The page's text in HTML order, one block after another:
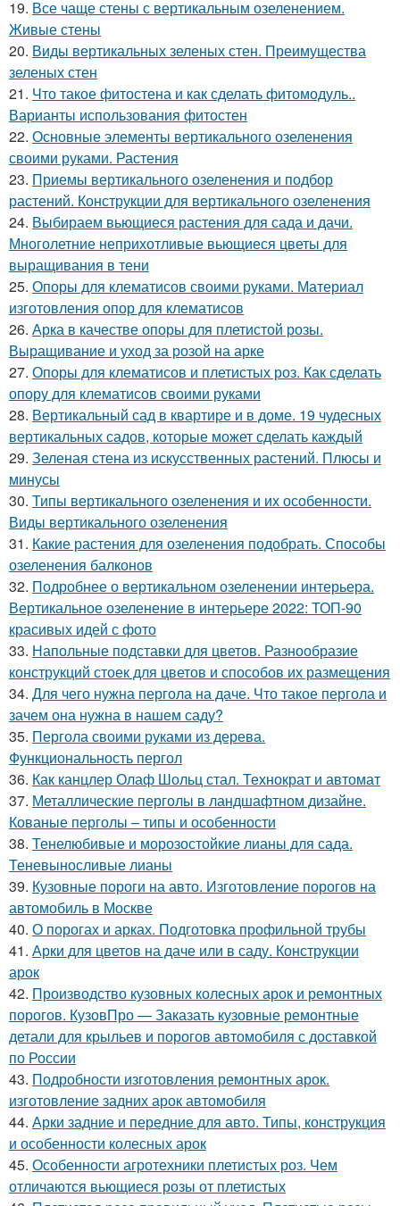
19. Все чаще стены с вертикальным озеленением.
Живые стены
20. Виды вертикальных зеленых стен. Преимущества
зеленых стен
21. Что такое фитостена и как сделать фитомодуль..
Варианты использования фитостен
22. Основные элементы вертикального озеленения
своими руками. Растения
23. Приемы вертикального озеленения и подбор
растений. Конструкции для вертикального озеленения
24. Выбираем вьющиеся растения для сада и дачи.
Многолетние неприхотливые вьющиеся цветы для
выращивания в тени
25. Опоры для клематисов своими руками. Материал
изготовления опор для клематисов
26. Арка в качестве опоры для плетистой розы.
Выращивание и уход за розой на арке
27. Опоры для клематисов и плетистых роз. Как сделать
опору для клематисов своими руками
28. Вертикальный сад в квартире и в доме. 19 чудесных
вертикальных садов, которые может сделать каждый
29. Зеленая стена из искусственных растений. Плюсы и
минусы
30. Типы вертикального озеленения и их особенности.
Виды вертикального озеленения
31. Какие растения для озеленения подобрать. Способы
озеленения балконов
32. Подробнее о вертикальном озеленении интерьера.
Вертикальное озеленение в интерьере 2022: ТОП-90
красивых идей с фото
33. Напольные подставки для цветов. Разнообразие
конструкций стоек для цветов и способов их размещения
34. Для чего нужна пергола на даче. Что такое пергола и
зачем она нужна в нашем саду?
35. Пергола своими руками из дерева.
Функциональность пергол
36. Как канцлер Олаф Шольц стал. Технократ и автомат
37. Металлические перголы в ландшафтном дизайне.
Кованые перголы – типы и особенности
38. Тенелюбивые и морозостойкие лианы для сада.
Теневыносливые лианы
39. Кузовные пороги на авто. Изготовление порогов на
автомобиль в Москве
40. О порогах и арках. Подготовка профильной трубы
41. Арки для цветов на даче или в саду. Конструкции
арок
42. Производство кузовных колесных арок и ремонтных
порогов. КузовПро — Заказать кузовные ремонтные
детали для крыльев и порогов автомобиля с доставкой
по России
43. Подробности изготовления ремонтных арок.
изготовление задних арок автомобиля
44. Арки задние и передние для авто. Типы, конструкция
и особенности колесных арок
45. Особенности агротехники плетистых роз. Чем
отличаются вьющиеся розы от плетистых